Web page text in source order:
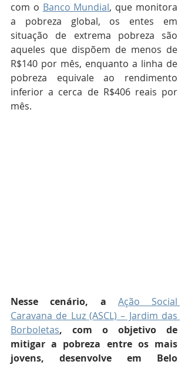
com o Banco Mundial, que monitora
a pobreza global, os entes em
situação de extrema pobreza são
aqueles que dispõem de menos de
R$140 por mês, enquanto a linha de
pobreza equivale ao rendimento
inferior a cerca de R$406 reais por
mês.
Nesse cenário, a
Ação Social
Caravana de Luz (ASCL) – Jardim das
Borboletas, com o objetivo de
mitigar a pobreza entre os mais
jovens, desenvolve em Belo